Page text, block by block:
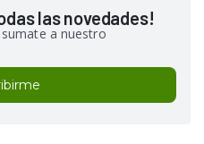
las novedades!
a nuestro